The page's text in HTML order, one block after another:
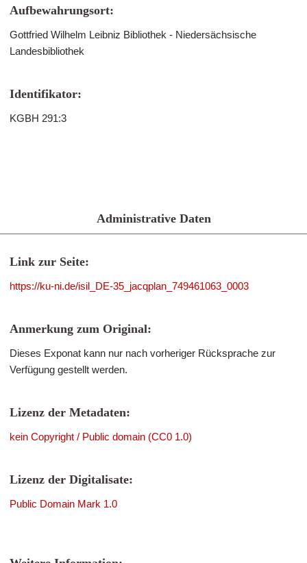
Aufbewahrungsort:
Gottfried Wilhelm Leibniz Bibliothek - Niedersächsische
Landesbibliothek
Identifikator:
KGBH 291:3
Administrative Daten
Link zur Seite:
https://ku-ni.de/isil_DE-35_jacqplan_749461063_0003
Anmerkung zum Original:
Dieses Exponat kann nur nach vorheriger Rücksprache zur
Verfügung gestellt werden.
Lizenz der Metadaten:
kein Copyright / Public domain (CC0 1.0)
Lizenz der Digitalisate:
Public Domain Mark 1.0